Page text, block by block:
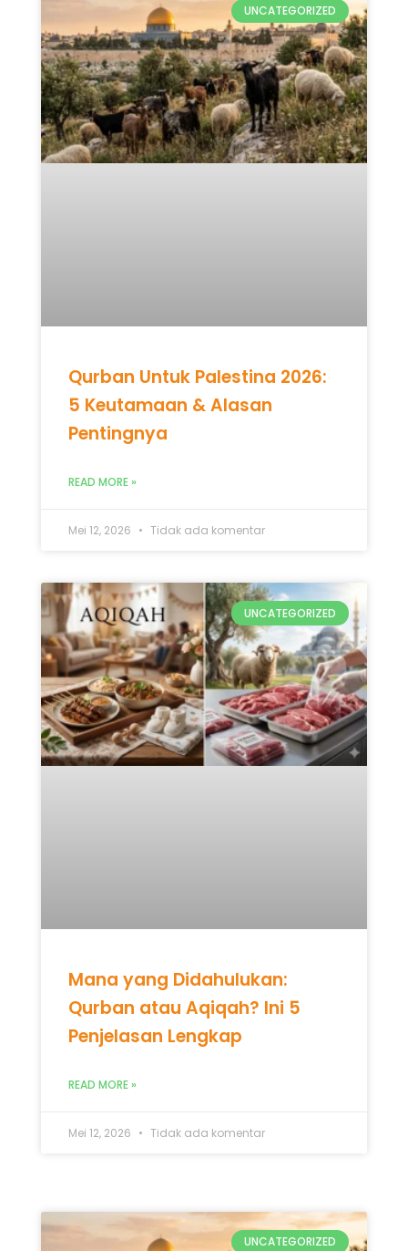
UNCATEGORIZED
Qurban Untuk Palestina 2026:
5 Keutamaan & Alasan
Pentingnya
READ MORE »
Mei 12, 2026 Tidak ada komentar
UNCATEGORIZED
Mana yang Didahulukan:
Qurban atau Aqiqah? Ini 5
Penjelasan Lengkap
READ MORE »
Mei 12, 2026 Tidak ada komentar
UNCATEGORIZED